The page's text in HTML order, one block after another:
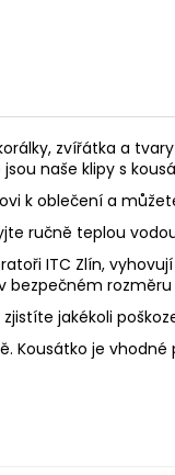
zvířátka a
naše klipy s
k oblečení a
ručně teplou
ITC Zlín,
jakékoli
Kousátko je